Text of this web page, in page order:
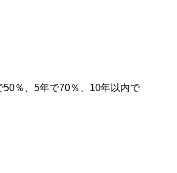
50％、5年で70％、10年以内で